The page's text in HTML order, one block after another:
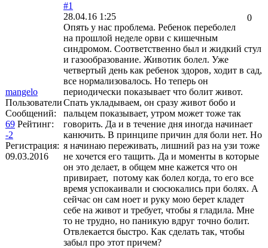
mangelo
Пользователи
Сообщений:
69 Рейтинг:
-2
Регистрация:
09.03.2016
#1
0
28.04.16 1:25
Опять у нас проблема. Ребенок переболел
на прошлой неделе орви с кишечным
синдромом. Соответственно был и жидкий стул
и газообразование. Животик болел. Уже
четвертый день как ребенок здоров, ходит в сад,
все нормализовалось. Но теперь он
периодически показывает что болит живот.
Спать укладываем, он сразу живот бобо и
пальцем показывает, утром может тоже так
говорить. Да и в течение дня иногда начинает
канючить. В принципе причин для боли нет. Но
я начинаю переживать, лишний раз на узи тоже
не хочется его тащить. Да и моменты в которые
он это делает, в общем мне кажется что он
привирает, потому как болел когда, то его все
время успокаивали и сюсюкались при болях. А
сейчас он сам ноет и руку мою берет кладет
себе на живот и требует, чтобы я гладила. Мне
то не трудно, но паникую вдруг точно болит.
Отвлекается быстро. Как сделать так, чтобы
забыл про этот причем?